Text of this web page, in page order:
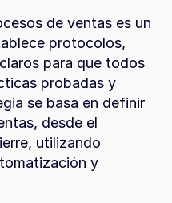
de ventas es un
protocolos,
para que todos
probadas y
se basa en definir
desde el
utilizando
y